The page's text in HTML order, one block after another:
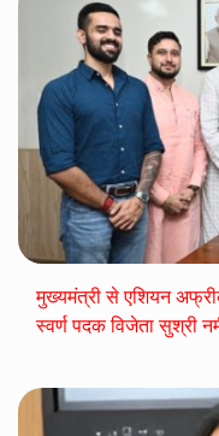
मुख्यमंत्री से एशियन
स्वर्ण पदक विजेता सुश्री